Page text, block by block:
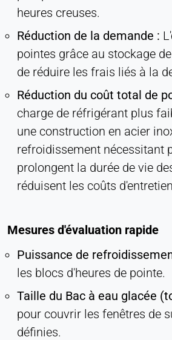
heures creuses.
Réduction de la demande :
pointes grâce au stockage
de réduire les frais liés à la
Réduction du coût total de
charge de réfrigérant plus
une construction en acier
refroidissement nécessitant
prolongent la durée de vie
réduisent les coûts
Mesures d'évaluation rapide
Puissance de
les blocs d'heures de pointe.
Taille du Bac à eau glacée
pour couvrir les fenêtres de
définies.